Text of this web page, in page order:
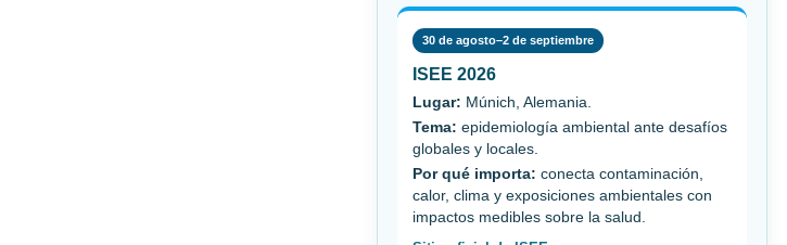
30 de agosto–2 de septiembre
ISEE 2026
Lugar: Múnich, Alemania.
Tema: epidemiología ambiental ante desafíos
globales y locales.
Por qué importa: conecta contaminación,
calor, clima y exposiciones ambientales con
impactos medibles sobre la salud.